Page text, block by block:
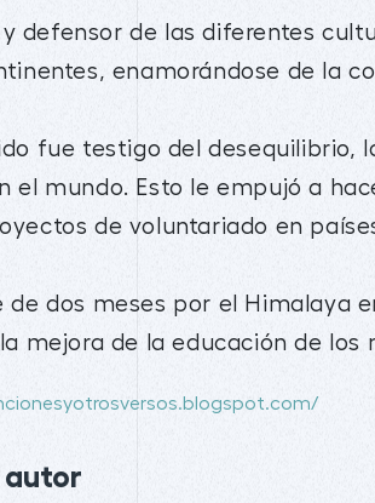
defensor de las diferentes
enamorándose de la
fue testigo del
el mundo. Esto le empujó a
de voluntariado en
de dos meses por el Himalaya
mejora de la educación de los
autor